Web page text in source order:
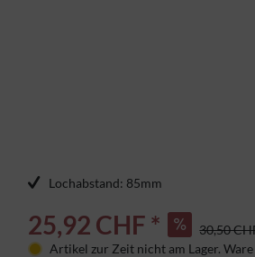
Lochabstand: 85mm
25,92 CHF * 30,50
Artikel zur Zeit nicht am Lager.